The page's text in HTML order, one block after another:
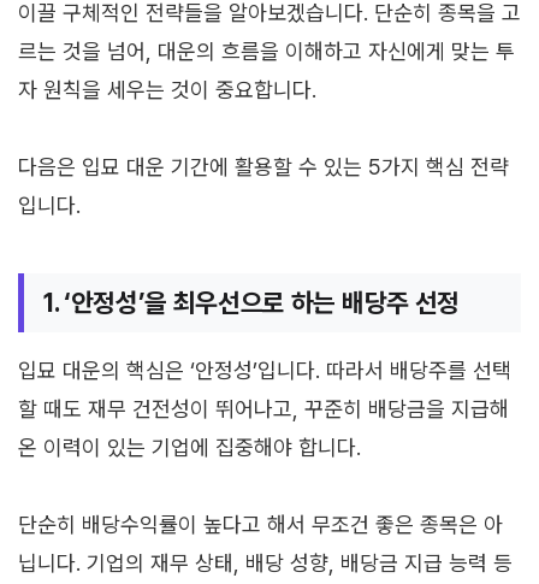
이끌 구체적인 전략들을 알아보겠습니다. 단순히 종목을 고
르는 것을 넘어, 대운의 흐름을 이해하고 자신에게 맞는 투
자 원칙을 세우는 것이 중요합니다.
다음은 입묘 대운 기간에 활용할 수 있는 5가지 핵심 전략
입니다.
1. ‘안정성’을 최우선으로 하는 배당주 선정
입묘 대운의 핵심은 ‘안정성’입니다. 따라서 배당주를 선택
할 때도 재무 건전성이 뛰어나고, 꾸준히 배당금을 지급해
온 이력이 있는 기업에 집중해야 합니다.
단순히 배당수익률이 높다고 해서 무조건 좋은 종목은 아
닙니다. 기업의 재무 상태, 배당 성향, 배당금 지급 능력 등